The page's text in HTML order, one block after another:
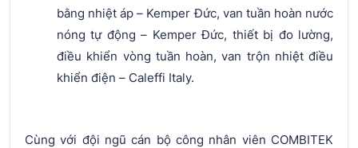
bằng nhiệt áp – Kemper Đức, van tuần hoàn nước
nóng tự động – Kemper Đức, thiết bị đo lường,
điều khiển vòng tuần hoàn, van trộn nhiệt điều
khiển điện – Caleffi Italy.
Cùng với đội ngũ cán bộ công nhân viên COMBITEK